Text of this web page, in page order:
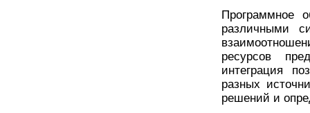
Программное
различными
ресурсов
интеграция
разных
решений и